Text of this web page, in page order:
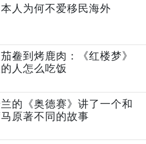
本人为何不爱移民海外
鲞到烤鹿肉：《红楼梦》
人怎么吃饭
的《奥德赛》讲了一个和
原著不同的故事